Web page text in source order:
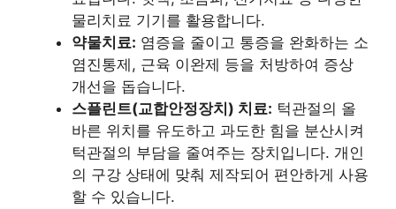
물리치료 기기를 활용합니다.
약물치료: 염증을 줄이고 통증을 완화하는 소
염진통제, 근육 이완제 등을 처방하여 증상
개선을 돕습니다.
스플린트(교합안정장치) 치료: 턱관절의 올
바른 위치를 유도하고 과도한 힘을 분산시켜
턱관절의 부담을 줄여주는 장치입니다. 개인
의 구강 상태에 맞춰 제작되어 편안하게 사용
할 수 있습니다.